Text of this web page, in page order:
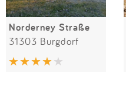
Norderney Straße
31303 Burgdorf